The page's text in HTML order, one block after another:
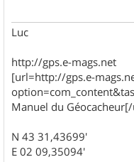
Luc
http://gps.e-mags.net
[url=http://gps.e-
Manuel du
N 43 31,43699'
E 02 09,35094'